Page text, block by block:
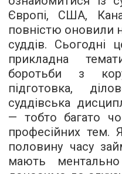
Європі, США,
повністю оновили
суддів. Сьогодні
прикладна
боротьби з
підготовка,
суддівська
— тобто багато
професійних
половину часу
мають